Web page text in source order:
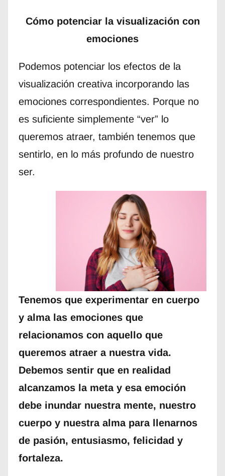
Cómo potenciar la visualización con
emociones
Podemos potenciar los efectos de la
visualización creativa incorporando las
emociones correspondientes. Porque no
es suficiente simplemente “ver” lo
queremos atraer, también tenemos que
sentirlo, en lo más profundo de nuestro
ser.
Tenemos que experimentar en cuerpo
y alma las emociones que
relacionamos con aquello que
queremos atraer a nuestra vida.
Debemos sentir que en realidad
alcanzamos la meta y esa emoción
debe inundar nuestra mente, nuestro
cuerpo y nuestra alma para llenarnos
de pasión, entusiasmo, felicidad y
fortaleza.